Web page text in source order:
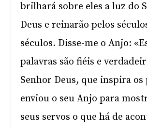
brilhará sobre eles a luz do
Deus e reinarão pelos
séculos. Disse-me o Anjo:
palavras são fiéis e
Senhor Deus, que inspira
enviou o seu Anjo para
seus servos o que há de